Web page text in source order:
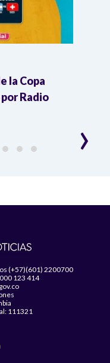
la Copa
Radio
›
(+57)(601) 2200700
123 414
111321